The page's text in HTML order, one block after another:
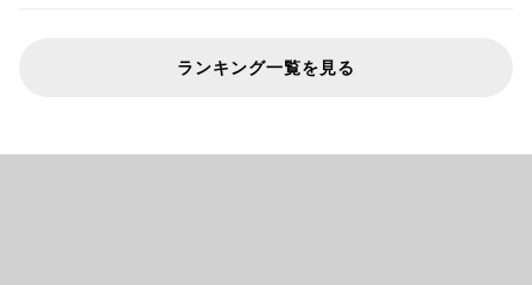
ランキング一覧を見る